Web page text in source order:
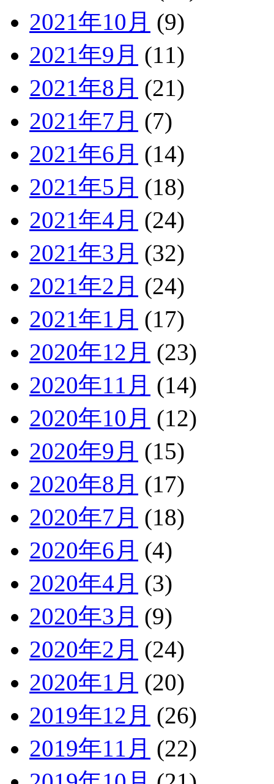
2021年10月 (9)
2021年9月 (11)
2021年8月 (21)
2021年7月 (7)
2021年6月 (14)
2021年5月 (18)
2021年4月 (24)
2021年3月 (32)
2021年2月 (24)
2021年1月 (17)
2020年12月 (23)
2020年11月 (14)
2020年10月 (12)
2020年9月 (15)
2020年8月 (17)
2020年7月 (18)
2020年6月 (4)
2020年4月 (3)
2020年3月 (9)
2020年2月 (24)
2020年1月 (20)
2019年12月 (26)
2019年11月 (22)